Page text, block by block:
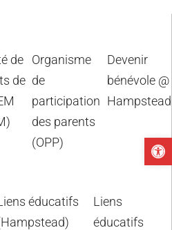
de
de
Organisme
de
participation
des parents
(OPP)
Devenir
bénévole @
Hampstead
éducatifs
Liens
éducatifs